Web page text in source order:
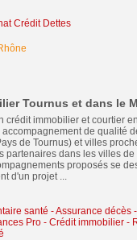
Crédit Dettes
Tournus et dans le
crédit immobilier et courtier
de qualité
de Tournus) et villes
partenaires dans les villes
proposés se
d'un projet ...
santé - Assurance décès-
Pro- Crédit immobilier-